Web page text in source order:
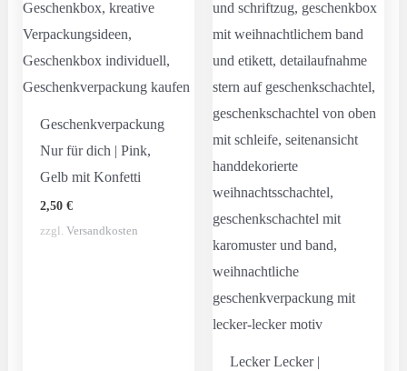
Geschenkverpackung
Nur für dich | Pink,
Gelb mit Konfetti
2,50 €
zzgl. Versandkosten
Lecker Lecker |